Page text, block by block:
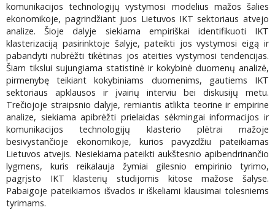
komunikacijos technologijų vystymosi modelius mažos šalies
ekonomikoje, pagrindžiant juos Lietuvos IKT sektoriaus atvejo
analize. Šioje dalyje siekiama empiriškai identifikuoti IKT
klasterizaciją pasirinktoje šalyje, pateikti jos vystymosi eigą ir
pabandyti nubrėžti tikėtinas jos ateities vystymosi tendencijas.
Šiam tikslui sujungiama statistinė ir kokybinė duomenų analizė,
pirmenybę teikiant kokybiniams duomenims, gautiems IKT
sektoriaus apklausos ir įvairių interviu bei diskusijų metu.
Trečiojoje straipsnio dalyje, remiantis atlikta teorine ir empirine
analize, siekiama apibrėžti prielaidas sėkmingai informacijos ir
komunikacijos technologijų klasterio plėtrai mažoje
besivystančioje ekonomikoje, kurios pavyzdžiu pateikiamas
Lietuvos atvejis. Nesiekiama pateikti aukštesnio apibendrinančio
lygmens, kuris reikalauja žymiai gilesnio empirinio tyrimo,
pagrįsto IKT klasterių studijomis kitose mažose šalyse.
Pabaigoje pateikiamos išvados ir iškeliami klausimai tolesniems
tyrimams.